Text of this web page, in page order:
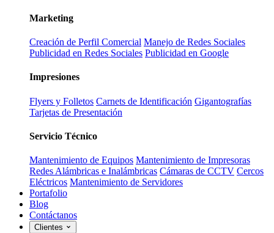
Marketing
Creación de Perfil Comercial Manejo de Redes Sociales
Publicidad en Redes Sociales Publicidad en Google
Impresiones
Flyers y Folletos Carnets de Identificación Gigantografías
Tarjetas de Presentación
Servicio Técnico
Mantenimiento de Equipos Mantenimiento de Impresoras
Redes Alámbricas e Inalámbricas Cámaras de CCTV Cercos
Eléctricos Mantenimiento de Servidores
Portafolio
Blog
Contáctanos
Clientes